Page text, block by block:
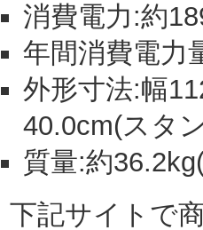
消費電力:約
年間消費電力
外形寸法:幅
40.0cm(スタ
質量:約
下記サイトで